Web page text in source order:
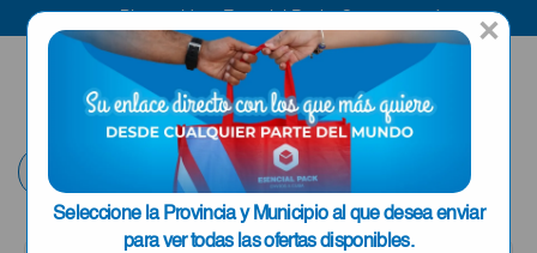
×
Seleccione la Provincia y Municipio al que desea enviar
para ver todas las ofertas disponibles.
ENVIAR A LA
HABANA